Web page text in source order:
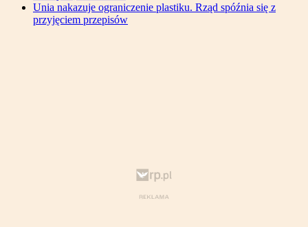
Unia nakazuje ograniczenie plastiku. Rząd spóźnia się z
przyjęciem przepisów